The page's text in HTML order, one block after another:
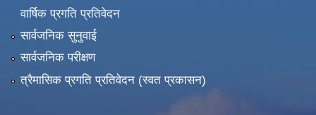
वार्षिक प्रगति प्रतिवेदन
सार्वजनिक सुनुवाई
सार्वजनिक परीक्षण
त्रैमासिक प्रगति प्रतिवेदन (स्वत प्रकासन)